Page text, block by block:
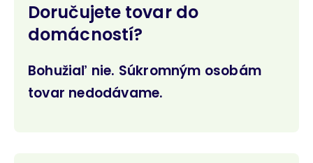
Doručujete tovar do
domácností?
Bohužiaľ nie. Súkromným osobám
tovar nedodávame.